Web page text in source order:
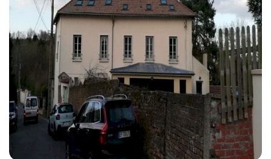
chaleur.
Pour affiner le budget de votre projet, vous
pouvez utiliser nos outils en ligne :
Simulateur de prix pour l’isolation de
maison
Simulateur de prix pour l’isolation des
combles